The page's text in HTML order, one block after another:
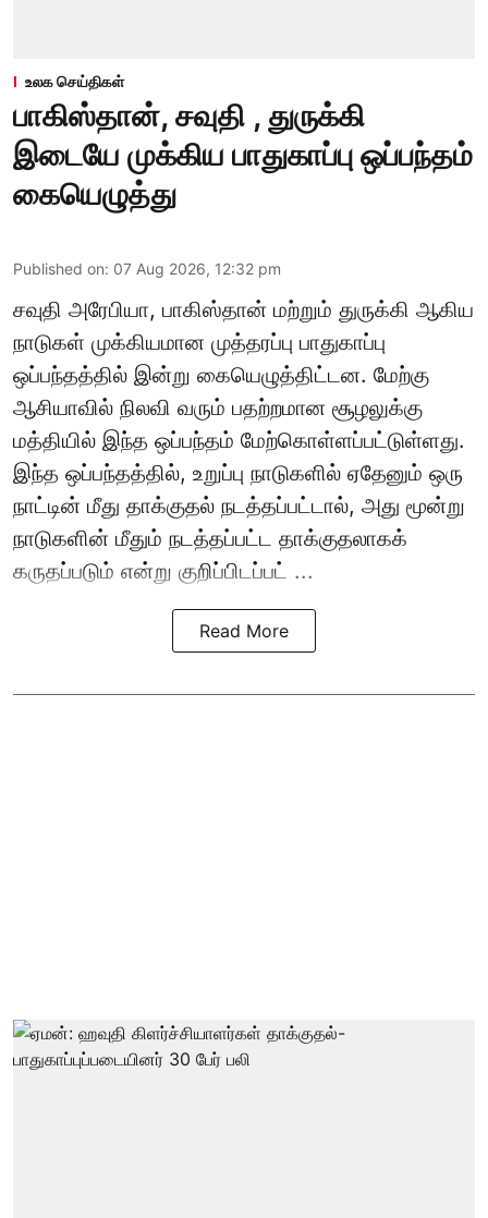
உலக செய்திகள்
பாகிஸ்தான், சவுதி , துருக்கி
இடையே முக்கிய பாதுகாப்பு ஒப்பந்தம்
கையெழுத்து
Published on: 07 Aug 2026, 12:32 pm
சவுதி அரேபியா, பாகிஸ்தான் மற்றும் துருக்கி ஆகிய
நாடுகள் முக்கியமான முத்தரப்பு பாதுகாப்பு
ஒப்பந்தத்தில் இன்று கையெழுத்திட்டன. மேற்கு
ஆசியாவில் நிலவி வரும் பதற்றமான சூழலுக்கு
மத்தியில் இந்த ஒப்பந்தம் மேற்கொள்ளப்பட்டுள்ளது.
இந்த ஒப்பந்தத்தில், உறுப்பு நாடுகளில் ஏதேனும் ஒரு
நாட்டின் மீது தாக்குதல் நடத்தப்பட்டால், அது மூன்று
நாடுகளின் மீதும் நடத்தப்பட்ட தாக்குதலாகக்
கருதப்படும் என்று குறிப்பிடப்பட் ...
Read More